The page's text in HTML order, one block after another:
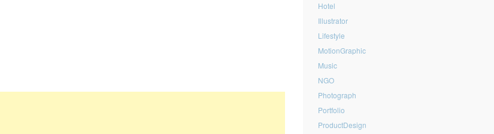
Hotel
Illustrator
Lifestyle
MotionGraphic
Music
NGO
Photograph
Portfolio
ProductDesign